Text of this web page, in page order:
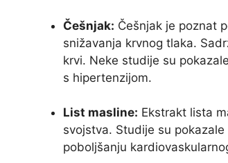
Češnjak: Češnjak je poznat
snižavanja krvnog tlaka.
krvi. Neke studije su
s hipertenzijom.
List masline: Ekstrakt lista
svojstva. Studije su
poboljšanju